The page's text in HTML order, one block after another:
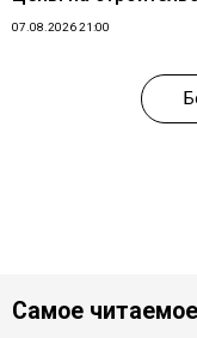
07.08.2026 21:00
Самое читаемое